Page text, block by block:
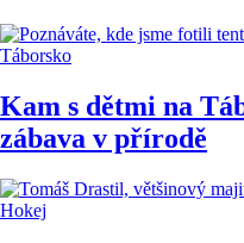
Táborsko
Kam s dětmi na
zábava v přírodě
Hokej